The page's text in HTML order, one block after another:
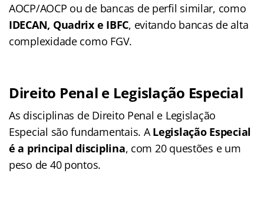
AOCP/AOCP ou de bancas de perfil similar, como
IDECAN, Quadrix e IBFC, evitando bancas de alta
complexidade como FGV.
Direito Penal e Legislação Especial
As disciplinas de Direito Penal e Legislação
Especial são fundamentais. A Legislação Especial
é a principal disciplina, com 20 questões e um
peso de 40 pontos.